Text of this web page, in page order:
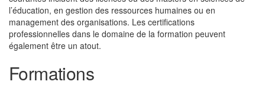
l’éducation, en gestion des ressources humaines ou en
management des organisations. Les certifications
professionnelles dans le domaine de la formation peuvent
également être un atout.
Formations